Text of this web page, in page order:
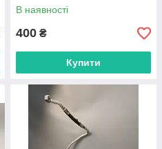
В наявності
400 ₴
Купити